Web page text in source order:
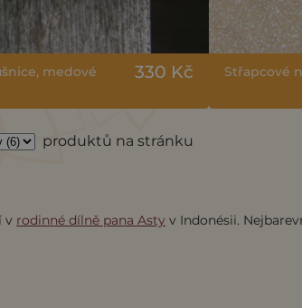
medové 330 Kč Střapcové
produktů na stránku
v rodinné dílně pana Asty v Indonésii.